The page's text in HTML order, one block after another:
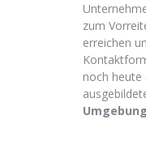
zum
erreichen
noch heute
Umgebung